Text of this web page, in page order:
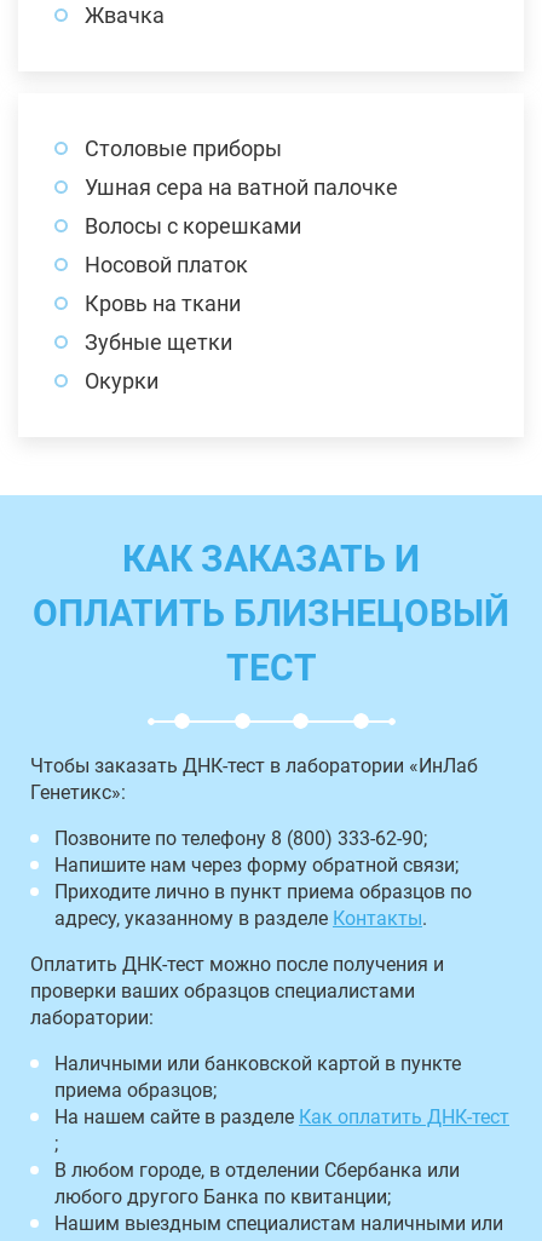
Жвачка
Столовые приборы
Ушная сера на ватной палочке
Волосы с корешками
Носовой платок
Кровь на ткани
Зубные щетки
Окурки
КАК ЗАКАЗАТЬ И
ОПЛАТИТЬ БЛИЗНЕЦОВЫЙ
ТЕСТ
Чтобы заказать ДНК-тест в лаборатории «ИнЛаб
Генетикс»:
Позвоните по телефону 8 (800) 333-62-90;
Напишите нам через форму обратной связи;
Приходите лично в пункт приема образцов по
адресу, указанному в разделе Контакты.
Оплатить ДНК-тест можно после получения и
проверки ваших образцов специалистами
лаборатории:
Наличными или банковской картой в пункте
приема образцов;
На нашем сайте в разделе Как оплатить ДНК-тест
;
В любом городе, в отделении Сбербанка или
любого другого Банка по квитанции;
Нашим выездным специалистам наличными или